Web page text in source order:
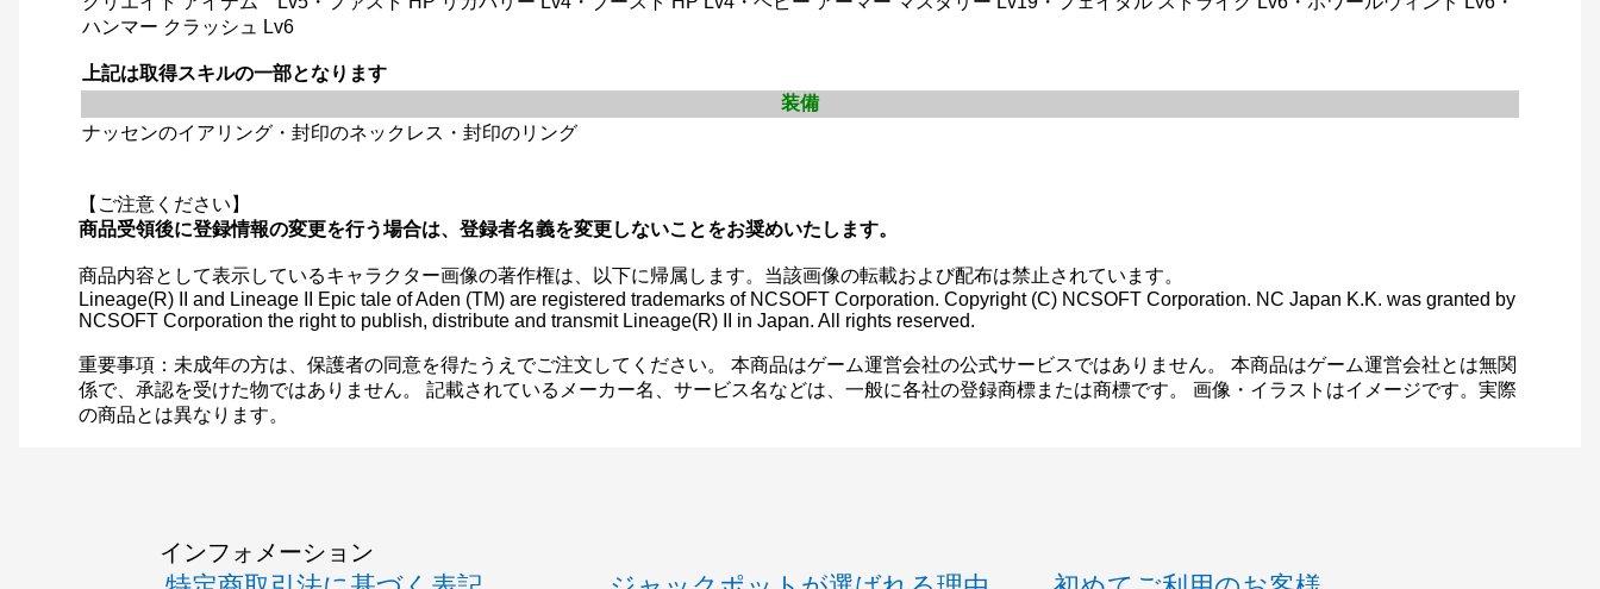
ハンマー クラッシュ Lv6
上記は取得スキルの一部となります
装備
ナッセンのイアリング・封印のネックレス・封印のリング
【ご注意ください】
商品受領後に登録情報の変更を行う場合は、登録者名義を変更しないことをお奨めいたします。
商品内容として表示しているキャラクター画像の著作権は、以下に帰属します。当該画像の転載および配布は禁止されています。
Lineage(R) II and Lineage II Epic tale of Aden (TM) are registered trademarks of NCSOFT Corporation. Copyright (C) NCSOFT Corporation. NC Japan K.K. was granted by
NCSOFT Corporation the right to publish, distribute and transmit Lineage(R) II in Japan. All rights reserved.
重要事項：未成年の方は、保護者の同意を得たうえでご注文してください。 本商品はゲーム運営会社の公式サービスではありません。 本商品はゲーム運営会社とは無関
係で、承認を受けた物ではありません。 記載されているメーカー名、サービス名などは、一般に各社の登録商標または商標です。 画像・イラストはイメージです。実際
の商品とは異なります。
インフォメーション